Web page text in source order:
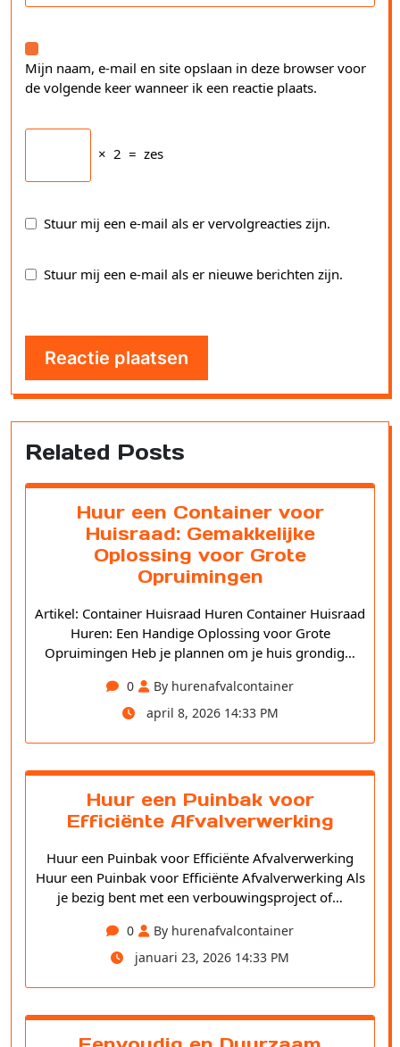
Mijn naam, e-mail en site opslaan in deze browser voor
de volgende keer wanneer ik een reactie plaats.
× 2 = zes
Stuur mij een e-mail als er vervolgreacties zijn.
Stuur mij een e-mail als er nieuwe berichten zijn.
Related Posts
Huur een Container voor
Huisraad: Gemakkelijke
Oplossing voor Grote
Opruimingen
Artikel: Container Huisraad Huren Container Huisraad
Huren: Een Handige Oplossing voor Grote
Opruimingen Heb je plannen om je huis grondig…
0
By hurenafvalcontainer
april 8, 2026 14:33 PM
Huur een Puinbak voor
Efficiënte Afvalverwerking
Huur een Puinbak voor Efficiënte Afvalverwerking
Huur een Puinbak voor Efficiënte Afvalverwerking Als
je bezig bent met een verbouwingsproject of…
0
By hurenafvalcontainer
januari 23, 2026 14:33 PM